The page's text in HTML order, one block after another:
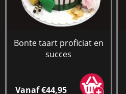
Bonte taart proficiat en
succes
Vanaf €44,95